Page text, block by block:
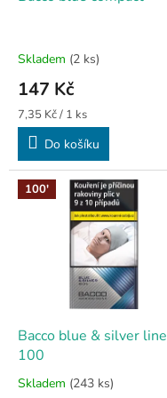
Skladem (2 ks)
147 Kč
Měrná
cena:
7,35 Kč / 1 ks
Do košíku
100'
Bacco blue & silver line
100
Průměrné
Skladem (243 ks)